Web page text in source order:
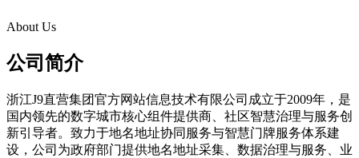
About Us
公司简介
浙江J9直营集团官方网站信息技术有限公司成立于2009年，是
国内领先的数字城市核心组件提供商、社区智慧治理与服务创
新引导者。致力于地名地址协同服务与智慧门牌服务体系建
设，公司为政府部门提供地名地址采集、数据治理与服务、业